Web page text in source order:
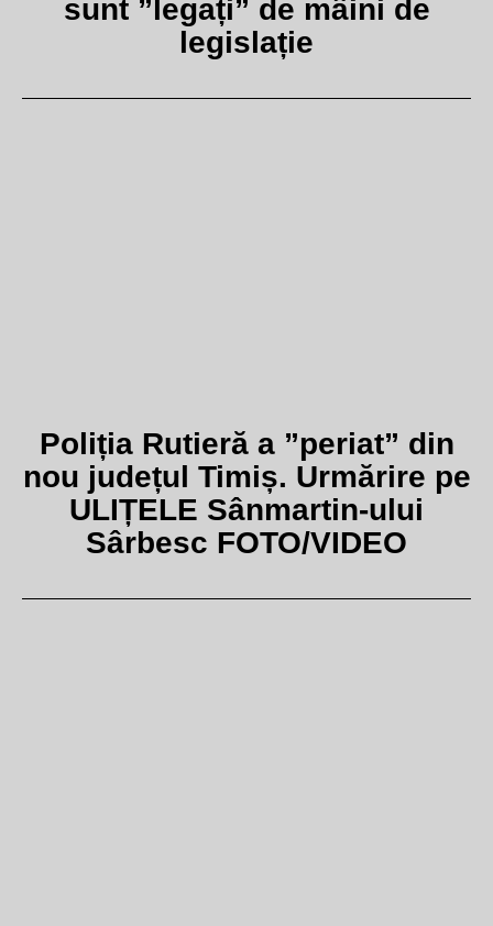
sunt ”legați” de mâini de
legislație
Poliția Rutieră a ”periat” din
nou județul Timiș. Urmărire pe
ULIȚELE Sânmartin-ului
Sârbesc FOTO/VIDEO